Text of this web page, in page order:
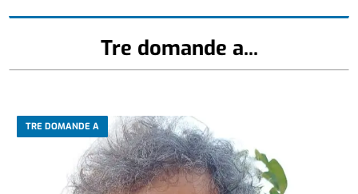
Tre domande a...
TRE DOMANDE A